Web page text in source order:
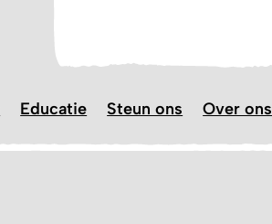
Educatie Steun ons Over ons